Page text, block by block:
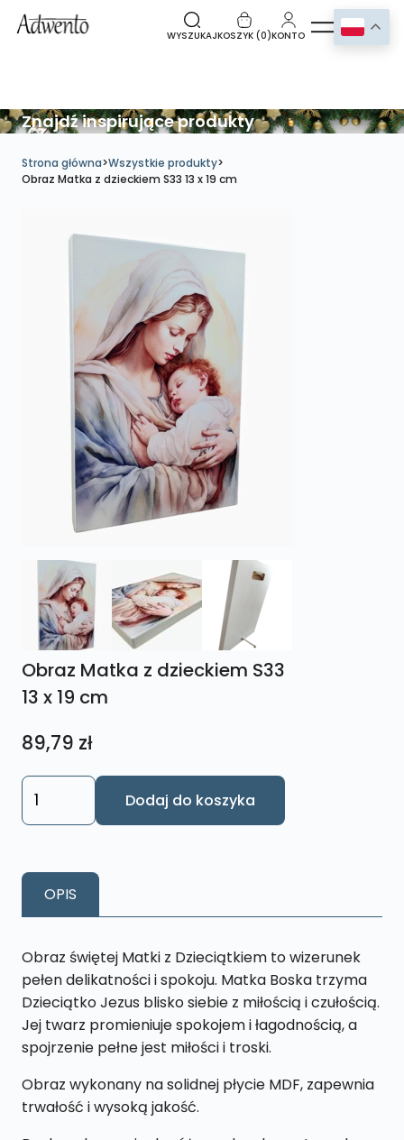
WYSZUKAJKOSZYK (0)KONTO
Znajdź inspirujące produkty
Strona główna>Wszystkie produkty>
Obraz Matka z dzieckiem S33 13 x 19 cm
Obraz Matka z dzieckiem S33
13 x 19 cm
89,79 zł
ilość
Obraz
dzieckiem
S33
x
19
cm
Dodaj do koszyka
OPIS
Obraz świętej Matki z Dzieciątkiem to wizerunek
pełen delikatności i spokoju. Matka Boska trzyma
Dzieciątko Jezus blisko siebie z miłością i czułością.
Jej twarz promieniuje spokojem i łagodnością, a
spojrzenie pełne jest miłości i troski.
Obraz wykonany na solidnej płycie MDF, zapewnia
trwałość i wysoką jakość.